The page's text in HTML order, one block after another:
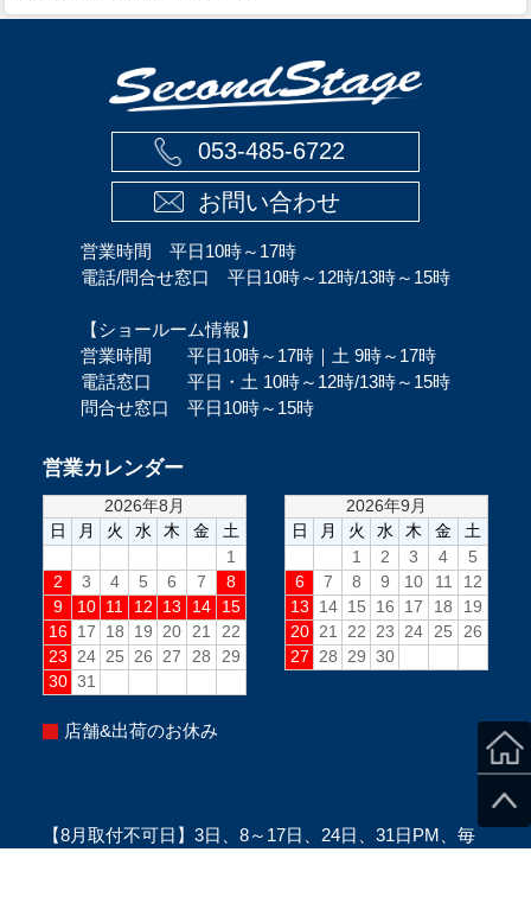
053-485-6722
お問い合わせ
営業時間 平日10時～17時
電話/問合せ窓口 平日10時～12時/13時～15時
【ショールーム情報】
営業時間 平日10時～17時｜土 9時～17時
電話窓口 平日・土 10時～12時/13時～15時
問合せ窓口 平日10時～15時
営業カレンダー
店舗&出荷のお休み
【8月取付不可日】3日、8～17日、24日、31日PM、毎